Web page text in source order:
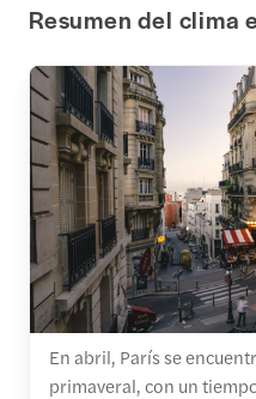
Resumen del clima
En abril, París se
primaveral, con un